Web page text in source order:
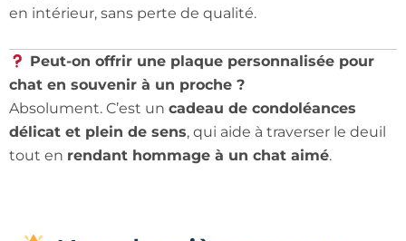
en intérieur, sans perte de qualité.
Peut-on offrir une plaque personnalisée pour
chat en souvenir à un proche ?
Absolument. C’est un cadeau de condoléances
délicat et plein de sens, qui aide à traverser le deuil
tout en rendant hommage à un chat aimé.